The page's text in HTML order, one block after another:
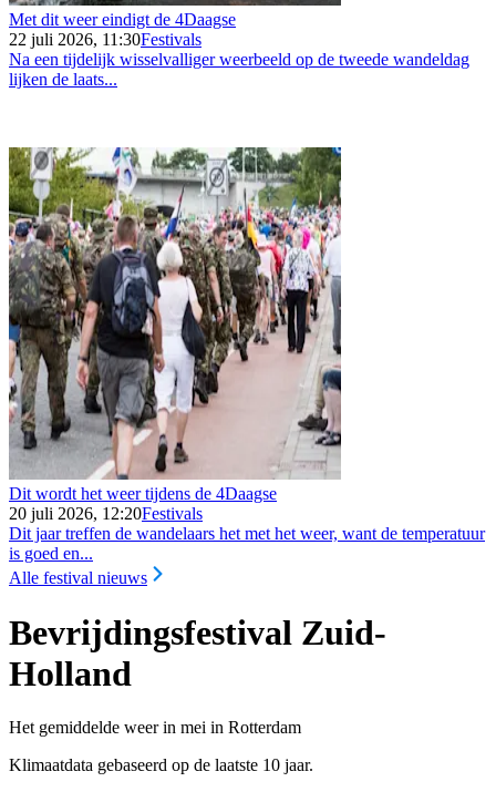
Met dit weer eindigt de 4Daagse
22 juli 2026, 11:30Festivals
Na een tijdelijk wisselvalliger weerbeeld op de tweede wandeldag
lijken de laats...
Dit wordt het weer tijdens de 4Daagse
20 juli 2026, 12:20Festivals
Dit jaar treffen de wandelaars het met het weer, want de temperatuur
is goed en...
Alle festival nieuws
Bevrijdingsfestival Zuid-
Holland
Het gemiddelde weer in mei in Rotterdam
Klimaatdata gebaseerd op de laatste 10 jaar.